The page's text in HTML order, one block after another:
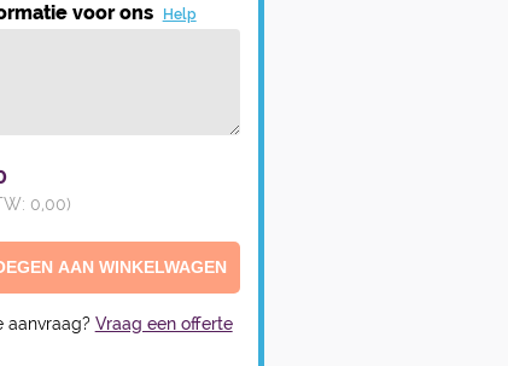
voor ons Help
0,00)
aanvraag? Vraag een offerte